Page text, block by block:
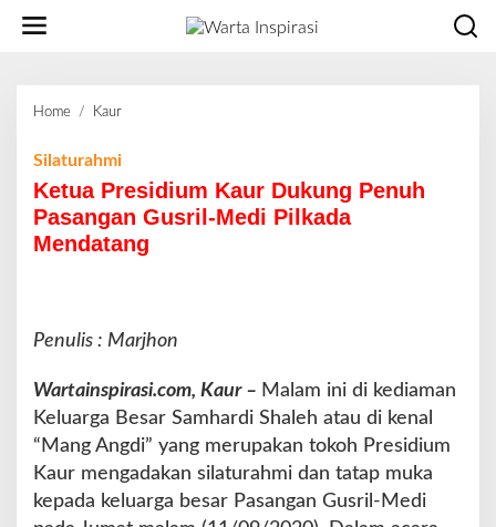
Home / Kaur
a
P
d
m
K
a
u
D
Silaturahmi
Ketua Presidium Kaur Dukung Penuh
Pasangan Gusril-Medi Pilkada
Mendatang
Penulis : Marjhon
Wartainspirasi.com, Kaur – Malam ini di kediaman
Keluarga Besar Samhardi Shaleh atau di kenal
“Mang Angdi” yang merupakan tokoh Presidium
Kaur mengadakan silaturahmi dan tatap muka
kepada keluarga besar Pasangan Gusril-Medi